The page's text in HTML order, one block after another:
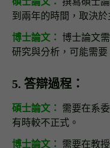
到兩年的時間，取決
博士論文： 博士論文
研究與分析，可能需要
5. 答辯過程：
碩士論文：
需要在系
有時較不正式。
博士論文：
需要在教